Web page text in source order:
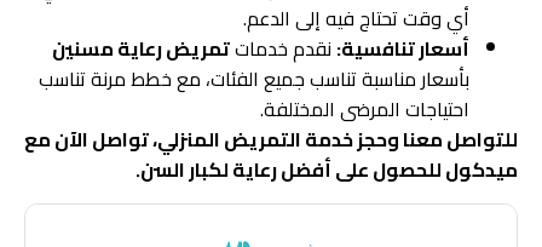
أي وقت تحتاج فيه إلى الدعم.
أسعار تنافسية: نقدم خدماتتمريض رعاية مسنين
بأسعار مناسبة تناسب جميع الفئات، مع خطط مرنة تناسب
احتياجات المرضى المختلفة.
للتواصل معنا وحجز خدمة التمريض المنزلي، تواصل الآن مع
ميدكول للحصول على أفضل رعاية لكبار السن.